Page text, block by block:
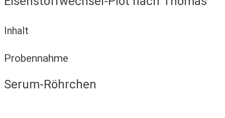
Inhalt
Probennahme
Serum-Röhrchen